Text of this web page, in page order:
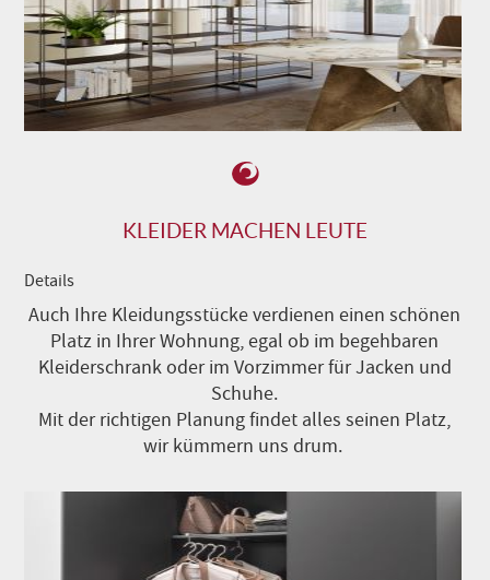
KLEIDER MACHEN LEUTE
Details
Auch Ihre Kleidungsstücke verdienen einen schönen
Platz in Ihrer Wohnung, egal ob im begehbaren
Kleiderschrank oder im Vorzimmer für Jacken und
Schuhe.
Mit der richtigen Planung findet alles seinen Platz,
wir kümmern uns drum.